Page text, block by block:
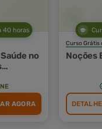
40 horas
no
AGORA
Curso Grátis
Noções